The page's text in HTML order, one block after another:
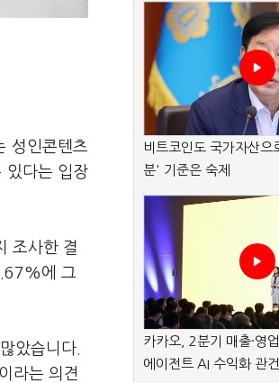
성인콘텐츠
있다는 입장
조사한 결
에 그
았습니다.
라는 의견
비트코인도 국가자산으
분' 기준은 숙제
카카오, 2분기 매출·영
에이전트 AI 수익화 관건